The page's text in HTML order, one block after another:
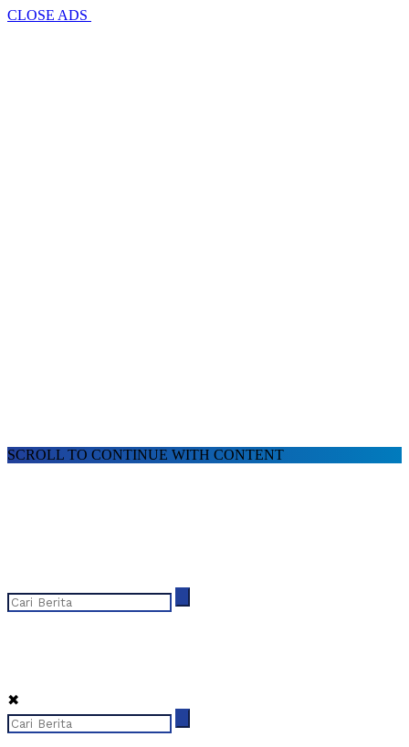
CLOSE ADS
SCROLL TO CONTINUE WITH CONTENT
✖